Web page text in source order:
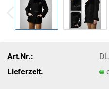
Art.Nr.:
Lieferzeit: